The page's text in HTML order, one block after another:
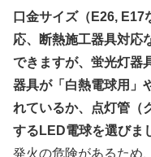
口金サイズ（E26,
応、断熱施工器具対応
できますが、蛍光灯器
器具が「白熱電球用」
れているか、点灯管（
するLED電球を選びま
発火の危険があるため